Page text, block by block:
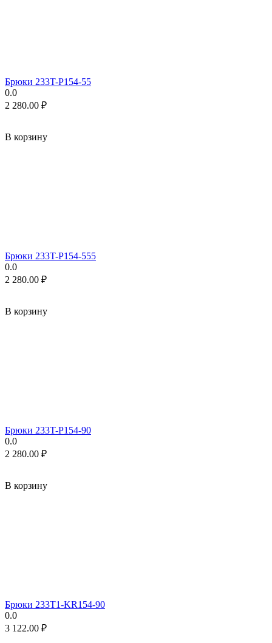
Брюки 233T-P154-55
0.0
2 280.00 ₽
В корзину
Брюки 233T-P154-555
0.0
2 280.00 ₽
В корзину
Брюки 233T-P154-90
0.0
2 280.00 ₽
В корзину
Брюки 233T1-KR154-90
0.0
3 122.00 ₽